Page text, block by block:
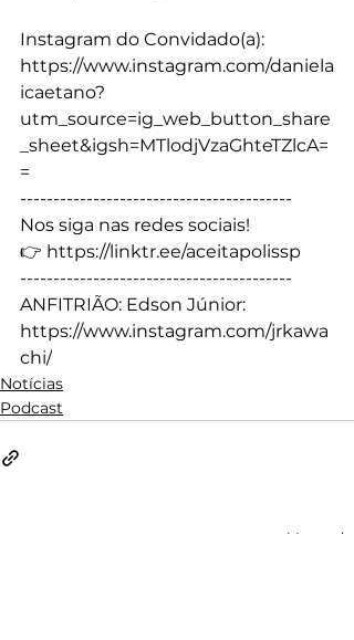
Instagram do Convidado(a):
https://www.instagram.com/daniela
icaetano?
utm_source=ig_web_button_share
_sheet&igsh=MTlodjVzaGhteTZlcA=
=
-----------------------------------------
Nos siga nas redes sociais!
👉 https://linktr.ee/aceitapolissp
-----------------------------------------
ANFITRIÃO: Edson Júnior:
https://www.instagram.com/jrkawa
chi/
Notícias
Podcast
Ver tudo